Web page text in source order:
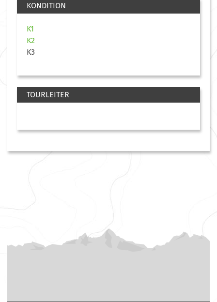
KONDITION
K1
K2
K3
TOURLEITER